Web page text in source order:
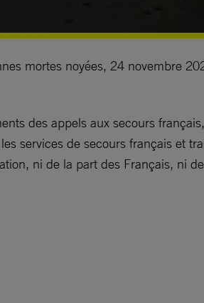
mortes noyées, 24 novembre
des appels aux secours
services de secours français et
ni de la part des Français, ni